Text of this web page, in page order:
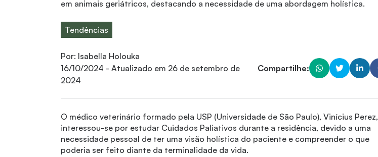
em animais geriátricos, destacando a necessidade de uma abordagem holística.
Tendências
Por: Isabella Holouka
16/10/2024 - Atualizado em 26 de setembro de
2024
Compartilhe:
O médico veterinário formado pela USP (Universidade de São Paulo), Vinícius Perez,
interessou-se por estudar Cuidados Paliativos durante a residência, devido a uma
necessidade pessoal de ter uma visão holística do paciente e compreender o que
poderia ser feito diante da terminalidade da vida.